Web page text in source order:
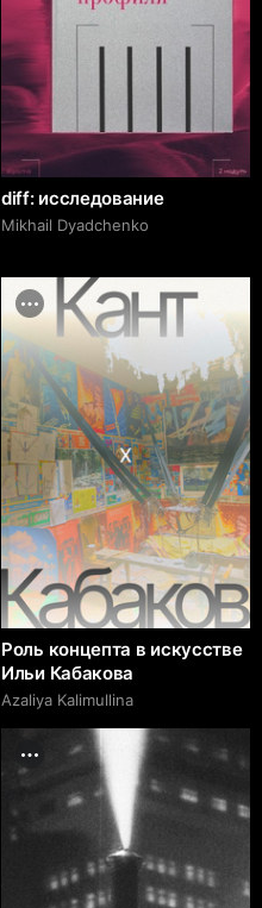
diff: исследование
Mikhail Dyadchenko
Роль концепта в искусстве
Ильи Кабакова
Azaliya Kalimullina